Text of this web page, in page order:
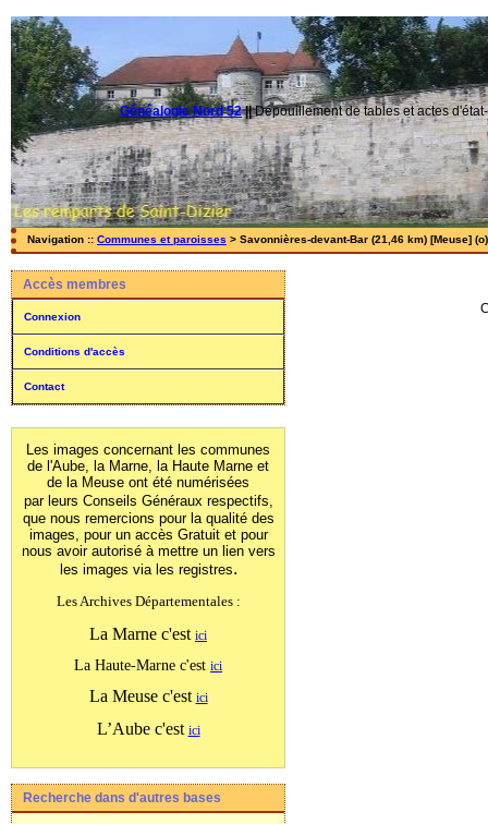
Généalogie Nord 52||Dépouillement de tables et actes
Navigation :: Communes et paroisses > Savonnières-devant-Bar (21,46 km) [Meuse] (o)
Accès membres
Connexion
Conditions d'accès
Contact
Les images concernant les communes
de l'Aube, la Marne, la Haute Marne et
de la Meuse ont été numérisées
par leurs Conseils Généraux respectifs,
que nous remercions pour la qualité des
images, pour un accès Gratuit et pour
nous avoir autorisé à mettre un lien vers
les images via les registres.
Les Archives Départementales :
La Marne c'est ici
La Haute-Marne c'est ici
La Meuse c'est ici
L’Aube c'est ici
Recherche dans d'autres bases